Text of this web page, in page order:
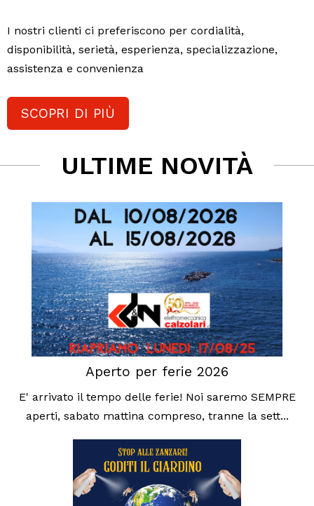
I nostri clienti ci preferiscono per cordialità,
disponibilità, serietà, esperienza, specializzazione,
assistenza e convenienza
SCOPRI DI PIÙ
ULTIME NOVITÀ
Aperto per ferie 2026
E' arrivato il tempo delle ferie! Noi saremo SEMPRE
aperti, sabato mattina compreso, tranne la sett...